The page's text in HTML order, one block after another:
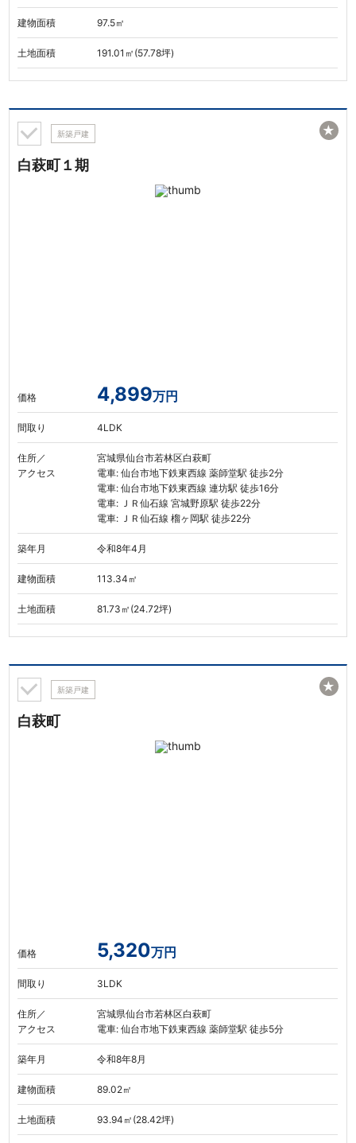
建物面積 97.5㎡
土地面積 191.01㎡(57.78坪)
新築戸建
白萩町１期
価格 4,899万円
間取り 4LDK
住所／
アクセス
宮城県仙台市若林区白萩町
電車: 仙台市地下鉄東西線 薬師堂駅 徒歩2分
電車: 仙台市地下鉄東西線 連坊駅 徒歩16分
電車: ＪＲ仙石線 宮城野原駅 徒歩22分
電車: ＪＲ仙石線 榴ヶ岡駅 徒歩22分
築年月 令和8年4月
建物面積 113.34㎡
土地面積 81.73㎡(24.72坪)
★
新築戸建
白萩町
価格 5,320万円
間取り 3LDK
住所／
アクセス
宮城県仙台市若林区白萩町
電車: 仙台市地下鉄東西線 薬師堂駅 徒歩5分
築年月 令和8年8月
建物面積 89.02㎡
土地面積 93.94㎡(28.42坪)
★